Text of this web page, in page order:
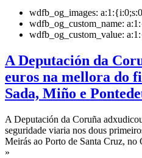
wdfb_og_images:
wdfb_og_custom_name:
wdfb_og_custom_value:
A Deputación da
euros na mellora do
Sada, Miño e
A Deputación da Coruña
seguridade viaria nos dous
Meirás ao Porto de Santa Cruz, no
»